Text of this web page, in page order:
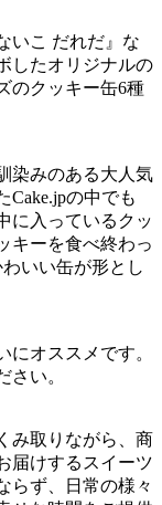
いこ だれだ』な
したオリジナルの
のクッキー缶6種
染みのある大人気
Cake.jpの中でも
に入っているクッ
キーを食べ終わっ
いい缶が形とし
オススメです。
さい。
み取りながら、商
届けするスイーツ
らず、日常の様々